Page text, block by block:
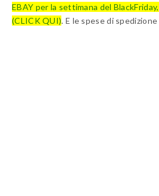
EBAY per la settimana del
(CLICK QUI). E le spese di